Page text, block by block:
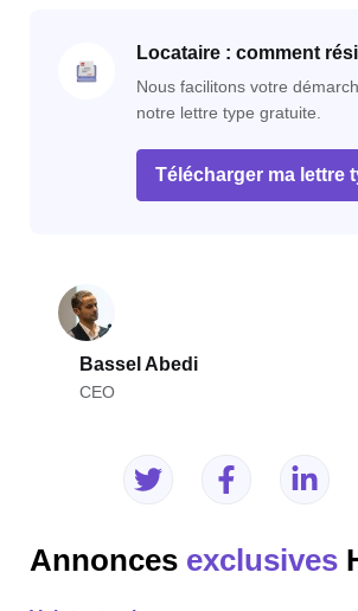
Locataire : comment
Nous facilitons votre
notre lettre type gratuite.
Télécharger ma lettre
Bassel Abedi
CEO
Annonces exclusives